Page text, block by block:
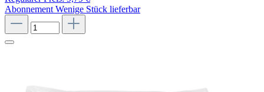
Abonnement Wenige Stück lieferbar